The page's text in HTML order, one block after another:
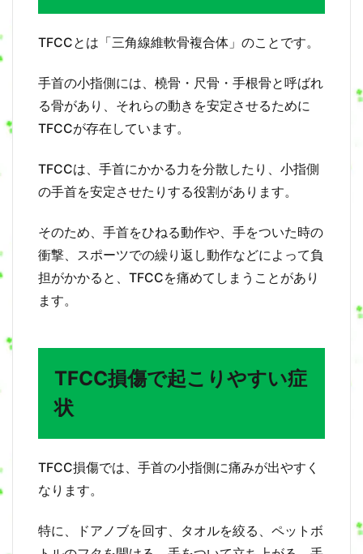
と
？
T
F
C
C
傷
で
起
り
や
す
い
症
状
F
C
C
損
な
ぜ
起
？
TFCCとは「三角線維軟骨複合体」のことです。
手首の小指側には、橈骨・尺骨・手根骨と呼ばれ
る骨があり、それらの動きを安定させるために
TFCCが存在しています。
TFCCは、手首にかかる力を分散したり、小指側
の手首を安定させたりする役割があります。
そのため、手首をひねる動作や、手をついた時の
衝撃、スポーツでの繰り返し動作などによって負
担がかかると、TFCCを痛めてしまうことがあり
ます。
TFCC損傷で起こりやすい症
状
TFCC損傷では、手首の小指側に痛みが出やすく
なります。
特に、ドアノブを回す、タオルを絞る、ペットボ